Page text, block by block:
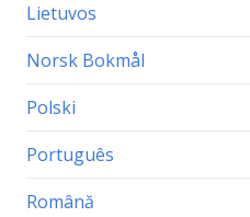
Lietuvos
Norsk Bokmål
Polski
Português
Română